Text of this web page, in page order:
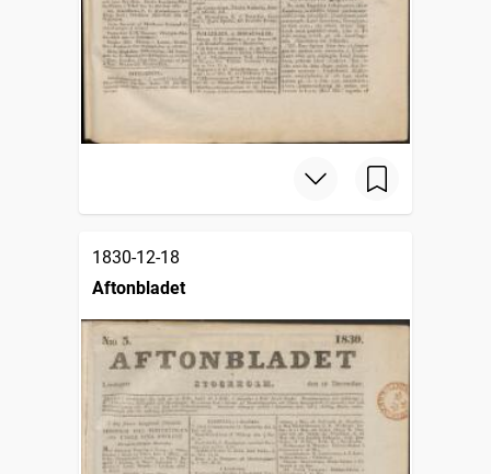
1830-12-18
Aftonbladet